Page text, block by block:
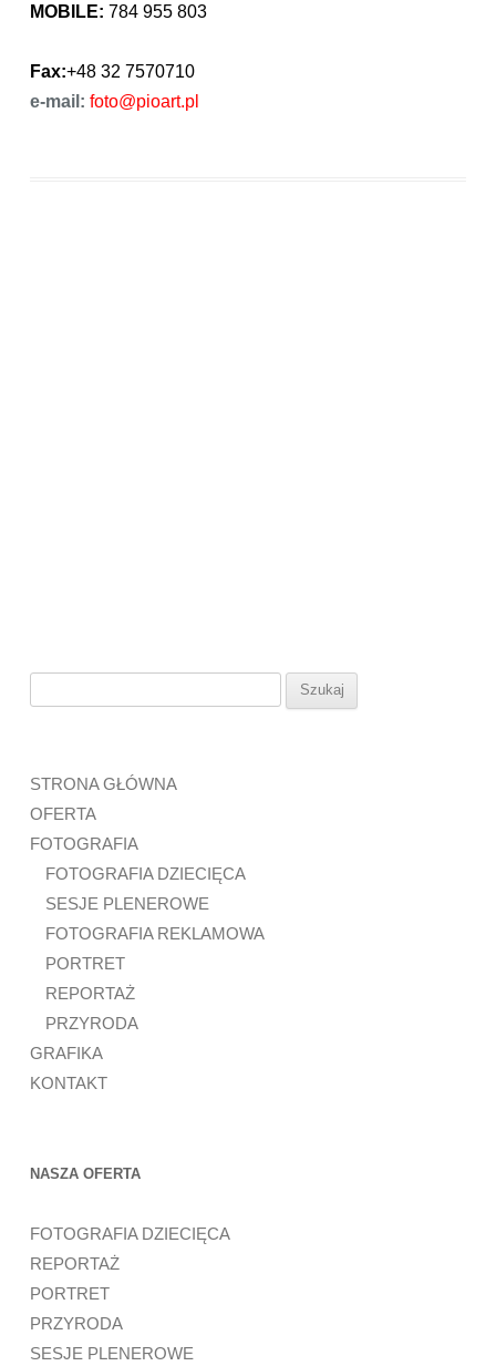
MOBILE: 784 955 803
Fax:+48 32 7570710
e-mail: foto@pioart.pl
STRONA GŁÓWNA
OFERTA
FOTOGRAFIA
FOTOGRAFIA DZIECIĘCA
SESJE PLENEROWE
FOTOGRAFIA REKLAMOWA
PORTRET
REPORTAŻ
PRZYRODA
GRAFIKA
KONTAKT
NASZA OFERTA
FOTOGRAFIA DZIECIĘCA
REPORTAŻ
PORTRET
PRZYRODA
SESJE PLENEROWE